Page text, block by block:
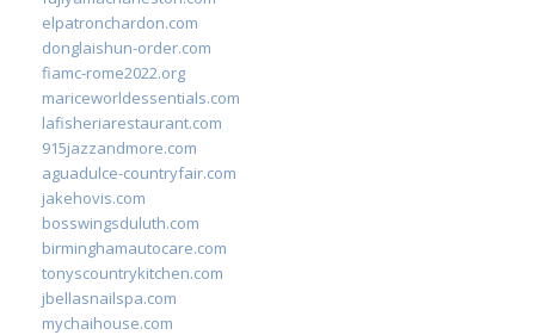
elpatronchardon.com
donglaishun-order.com
fiamc-rome2022.org
mariceworldessentials.com
lafisheriarestaurant.com
915jazzandmore.com
aguadulce-countryfair.com
jakehovis.com
bosswingsduluth.com
birminghamautocare.com
tonyscountrykitchen.com
jbellasnailspa.com
mychaihouse.com